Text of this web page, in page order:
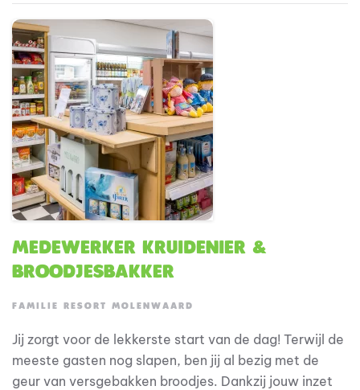
glimlach en een gezellige sfeer.
Medewerker Kruidenier &
Broodjesbakker
FAMILIE RESORT MOLENWAARD
Jij zorgt voor de lekkerste start van de dag! Terwijl de
meeste gasten nog slapen, ben jij al bezig met de
geur van versgebakken broodjes. Dankzij jouw inzet